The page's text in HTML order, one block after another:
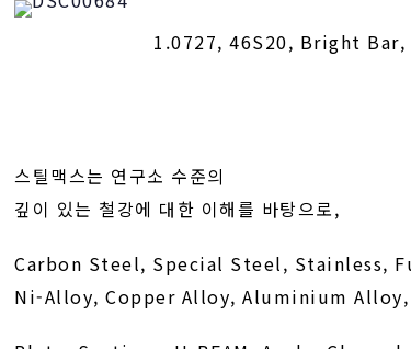
1.0727, 46S20, Bright
스틸맥스는 연구소 수준의
깊이 있는 철강에 대한 이해를 바탕으로,
Carbon Steel, Special Steel, Stainless,
Ni-Alloy, Copper Alloy, Aluminium